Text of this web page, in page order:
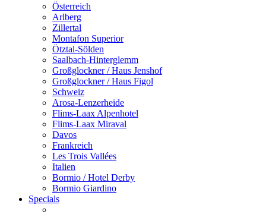
Österreich
Arlberg
Zillertal
Montafon Superior
Ötztal-Sölden
Saalbach-Hinterglemm
Großglockner / Haus Jenshof
Großglockner / Haus Figol
Schweiz
Arosa-Lenzerheide
Flims-Laax Alpenhotel
Flims-Laax Miraval
Davos
Frankreich
Les Trois Vallées
Italien
Bormio / Hotel Derby
Bormio Giardino
Specials